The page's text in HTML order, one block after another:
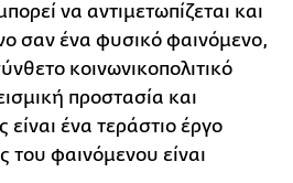
να αντιμετωπίζεται και
σαν ένα φυσικό φαινόμενο,
κοινωνικοπολιτικό
προστασία και
ένα τεράστιο έργο
του φαινόμενου είναι